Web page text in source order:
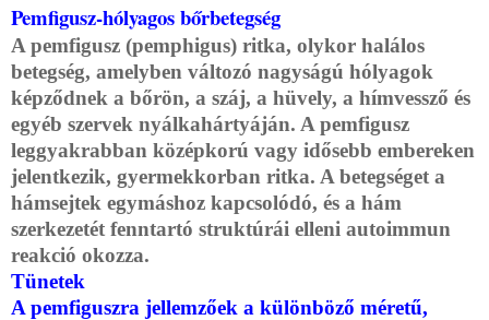
Pemfigusz-hólyagos bőrbetegség
A pemfigusz (pemphigus) ritka, olykor halálos
betegség, amelyben változó nagyságú hólyagok
képződnek a bőrön, a száj, a hüvely, a hímvessző és
egyéb szervek nyálkahártyáján. A pemfigusz
leggyakrabban középkorú vagy idősebb embereken
jelentkezik, gyermekkorban ritka. A betegséget a
hámsejtek egymáshoz kapcsolódó, és a hám
szerkezetét fenntartó struktúrái elleni autoimmun
reakció okozza.
Tünetek
A pemfiguszra jellemzőek a különböző méretű,